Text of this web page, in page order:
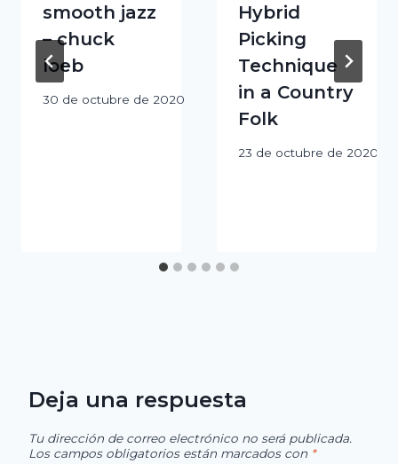
smooth jazz
– chuck
loeb
30 de octubre de 2020
Hybrid
Picking
Technique
in a Country
Folk
23 de octubre de 2020
Deja una respuesta
Tu dirección de correo electrónico no será publicada.
Los campos obligatorios están marcados con *